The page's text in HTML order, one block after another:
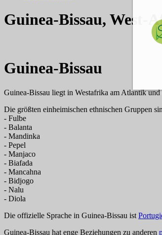
Guinea-Bissau, West-
Guinea-Bissau
Guinea-Bissau liegt in Westafrika am Atlantik
Die größten einheimischen ethnischen Gruppen
- Fulbe
- Balanta
- Mandinka
- Pepel
- Manjaco
- Biafada
- Mancahna
- Bidjogo
- Nalu
- Diola
Die offizielle Sprache in Guinea-Bissau ist
Guinea-Bissau hat enge Beziehungen zu anderen